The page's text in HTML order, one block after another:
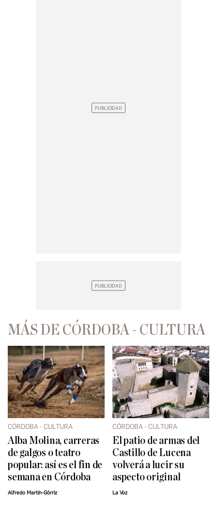
MÁS DE CÓRDOBA - CULTURA
CÓRDOBA - CULTURA
Alba Molina, carreras
de galgos o teatro
popular: así es el fin de
semana en Córdoba
Alfredo Martín-Górriz
CÓRDOBA - CULTURA
El patio de armas del
Castillo de Lucena
volverá a lucir su
aspecto original
La Voz